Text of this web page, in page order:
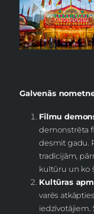
Galvenās
Filmu
demonstrēta
desmit gadu.
tradīcijām,
kultūru un ko
Kultūras
varēs
iedzīvotājiem.